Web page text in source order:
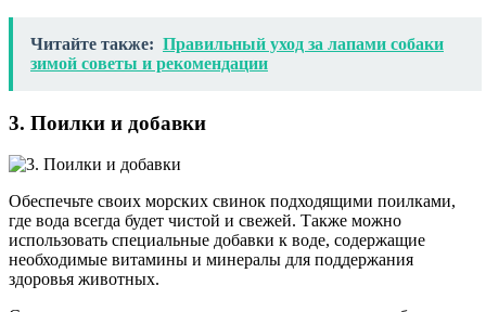
Читайте также: Правильный уход за лапами собаки
зимой советы и рекомендации
3. Поилки и добавки
Обеспечьте своих морских свинок подходящими поилками,
где вода всегда будет чистой и свежей. Также можно
использовать специальные добавки к воде, содержащие
необходимые витамины и минералы для поддержания
здоровья животных.